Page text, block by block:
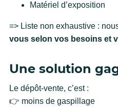
Matériel d’exposition
=> Liste non exhaustive :
vous selon vos besoins et
Une solution
Le dépôt-vente, c’est :
👉 moins de gaspillage